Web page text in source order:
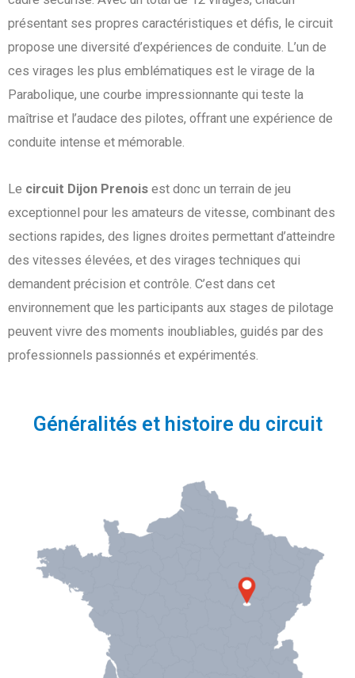
présentant ses propres caractéristiques et défis, le circuit
propose une diversité d’expériences de conduite. L’un de
ces virages les plus emblématiques est le virage de la
Parabolique, une courbe impressionnante qui teste la
maîtrise et l’audace des pilotes, offrant une expérience de
conduite intense et mémorable.
Le circuit Dijon Prenois est donc un terrain de jeu
exceptionnel pour les amateurs de vitesse, combinant des
sections rapides, des lignes droites permettant d’atteindre
des vitesses élevées, et des virages techniques qui
demandent précision et contrôle. C’est dans cet
environnement que les participants aux stages de pilotage
peuvent vivre des moments inoubliables, guidés par des
professionnels passionnés et expérimentés.
Généralités et histoire du circuit